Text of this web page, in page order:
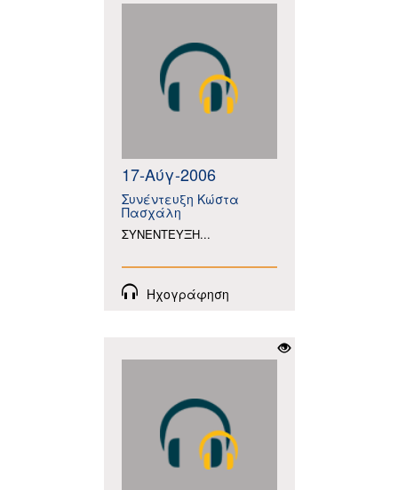
17-Αύγ-2006
Συνέντευξη Κώστα
Πασχάλη
ΣΥΝΕΝΤΕΥΞΗ...
Ηχογράφηση